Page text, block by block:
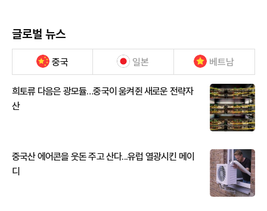
글로벌 뉴스
중국 일본 베트남
희토류 다음은 광모듈…중국이 움켜쥔 새로운 전략자
산
중국산 에어콘을 웃돈 주고 산다...유럽 열광시킨 메이
디